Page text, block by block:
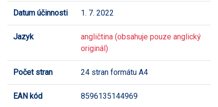
Datum účinnosti 1. 7. 2022
Jazyk
angličtina (obsahuje pouze anglický
originál)
Počet stran 24 stran formátu A4
EAN kód 8596135144969